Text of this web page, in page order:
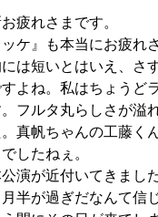
疲れさまです。
ケ』も本当にお疲れ
は短いとはいえ、さ
よね。私はちょうど
フルタ丸らしさが溢
真帆ちゃんの工藤く
したねぇ。
演が近付いてきまし
半が過ぎだなんて信